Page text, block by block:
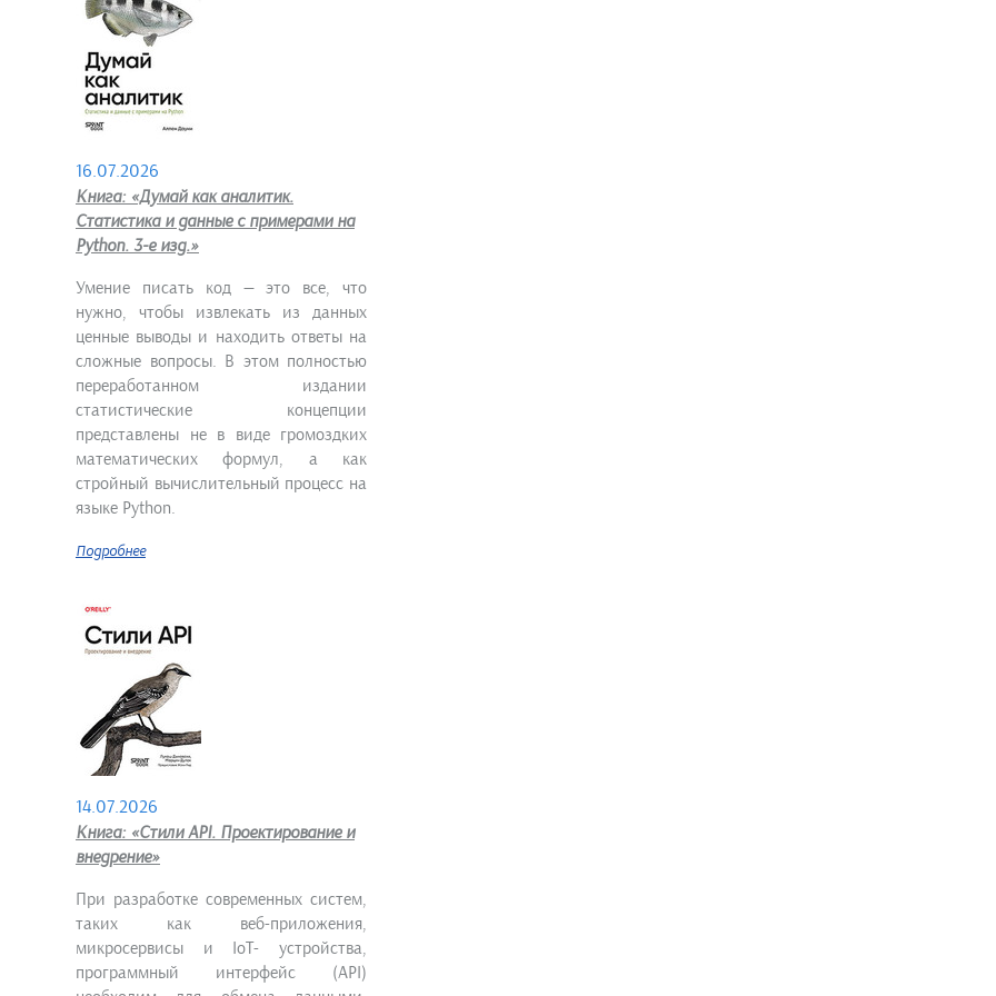
16.07.2026
Книга: «Думай как аналитик.
Статистика и данные с примерами на
Python. 3-е изд.»
Умение писать код — это все, что
нужно, чтобы извлекать из данных
ценные выводы и находить ответы на
сложные вопросы. В этом полностью
переработанном издании
статистические концепции
представлены не в виде громоздких
математических формул, а как
стройный вычислительный процесс на
языке Python.
Подробнее
14.07.2026
Книга: «Стили API. Проектирование и
внедрение»
При разработке современных систем,
таких как веб-приложения,
микросервисы и IoT- устройства,
программный интерфейс (API)